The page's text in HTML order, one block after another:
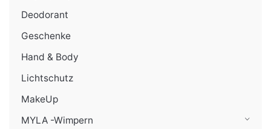
Deodorant
Geschenke
Hand & Body
Lichtschutz
MakeUp
MYLA -Wimpern